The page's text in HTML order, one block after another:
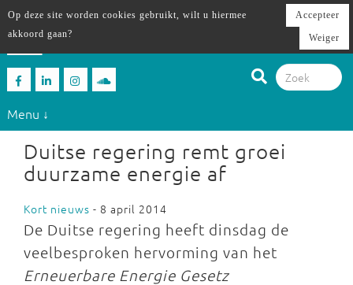
Menu ↓
Duitse regering remt groei
duurzame energie af
Kort nieuws - 8 april 2014
De Duitse regering heeft dinsdag de
veelbesproken hervorming van het
Erneuerbare Energie Gesetz
Op deze site worden cookies gebruikt, wilt u hiermee
akkoord gaan?
Accepteer
Weiger